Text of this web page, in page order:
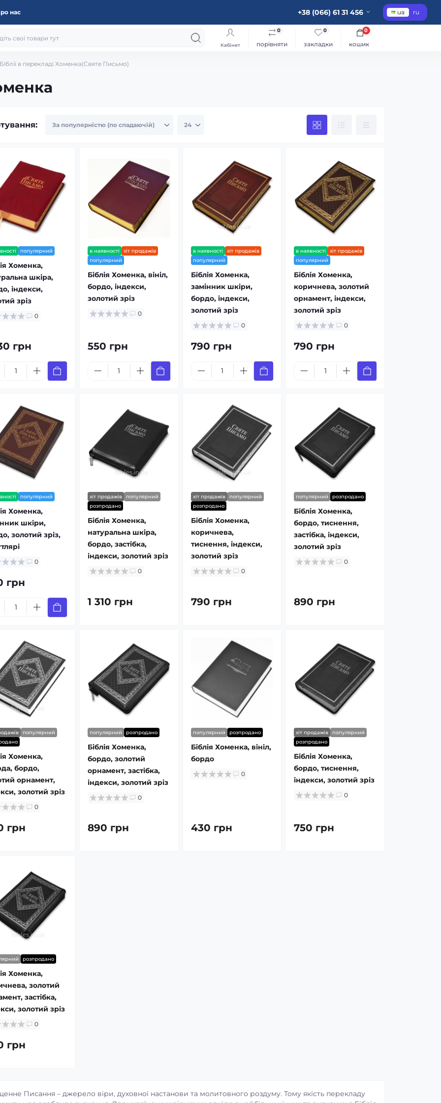
нас +38 (066) 61 31 456 ua ru
Кабінет порівняти
0
закладки
0
кошик
0
Біблії в перекладі Хоменка(Святе Письмо)
популярний
Хоменка,
шкіра,
індекси,
зріз
0
грн
в наявності
хіт продажів
популярний
Біблія Хоменка, вініл,
бордо, індекси,
золотий зріз
0
550 грн
в наявності
хіт продажів
популярний
Біблія Хоменка,
замінник шкіри,
бордо, індекси,
золотий зріз
0
790 грн
в наявності
хіт продажів
популярний
Біблія Хоменка,
коричнева, золотий
орнамент, індекси,
золотий зріз
0
790 грн
популярний
Хоменка,
шкіри,
золотий зріз,
0
грн
хіт продажів
популярний
розпродано
Біблія Хоменка,
натуральна шкіра,
бордо, застібка,
індекси, золотий зріз
0
1 310 грн
хіт продажів
популярний
розпродано
Біблія Хоменка,
коричнева,
тиснення, індекси,
золотий зріз
0
790 грн
популярний розпродано
Біблія Хоменка,
бордо, тиснення,
застібка, індекси,
золотий зріз
0
890 грн
популярний
Хоменка,
бордо,
орнамент,
золотий зріз
0
грн
популярний розпродано
Біблія Хоменка,
бордо, золотий
орнамент, застібка,
індекси, золотий зріз
0
890 грн
популярний розпродано
Біблія Хоменка, вініл,
бордо
0
430 грн
хіт продажів
популярний
розпродано
Біблія Хоменка,
бордо, тиснення,
індекси, золотий зріз
0
750 грн
розпродано
Хоменка,
золотий
застібка,
золотий зріз
0
грн
Писання – джерело віри, духовної настанови та молитовного роздуму. Тому якість перекладу